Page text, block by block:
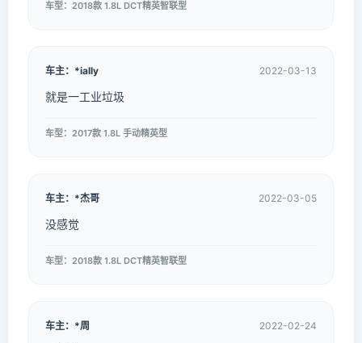
车型：2018款 1.8L DCT精英智联型
车主：*ially 2022-03-13
就是一工业垃圾
车型：2017款 1.8L 手动精英型
车主：*杰哥 2022-03-05
没感觉
车型：2018款 1.8L DCT精英智联型
车主：*周 2022-02-24